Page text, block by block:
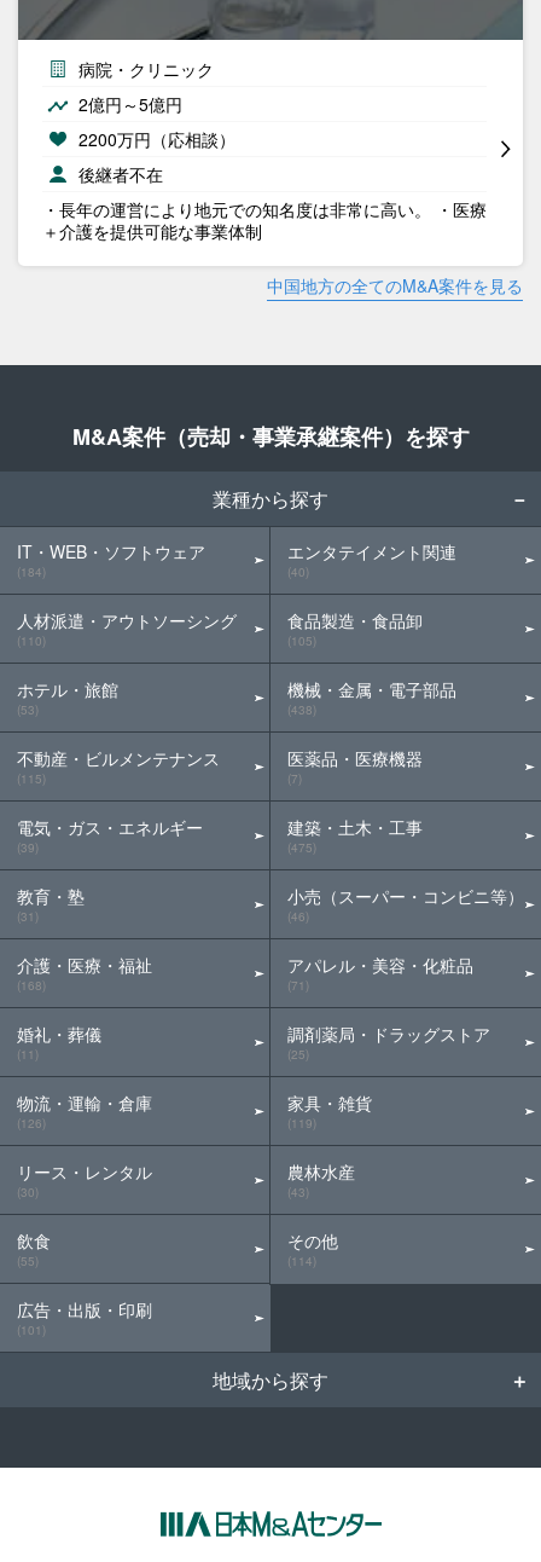
病院・クリニック
2億円～5億円
2200万円（応相談）
後継者不在
・長年の運営により地元での知名度は非常に高い。 ・医療
＋介護を提供可能な事業体制
中国地方の全てのM&A案件を見る
M&A案件（売却・事業承継案件）を探す
業種から探す
IT・WEB・ソフトウェア
(184)
人材派遣・アウトソーシング
(110)
ホテル・旅館
(53)
不動産・ビルメンテナンス
(115)
電気・ガス・エネルギー
(39)
教育・塾
(31)
介護・医療・福祉
(168)
婚礼・葬儀
(11)
物流・運輸・倉庫
(126)
リース・レンタル
(30)
飲食
(55)
広告・出版・印刷
(101)
エンタテイメント関連
(40)
食品製造・食品卸
(105)
機械・金属・電子部品
(438)
医薬品・医療機器
(7)
建築・土木・工事
(475)
小売（スーパー・コンビニ等）
(46)
アパレル・美容・化粧品
(71)
調剤薬局・ドラッグストア
(25)
家具・雑貨
(119)
農林水産
(43)
その他
(114)
地域から探す